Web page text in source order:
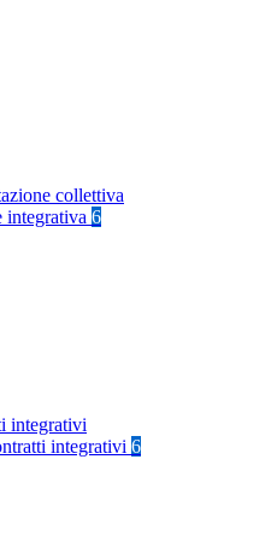
collettiva
integrativa 6
integrativi
integrativi 6